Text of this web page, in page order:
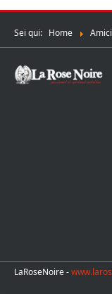
Sei qui: Home
LaRoseNoire -